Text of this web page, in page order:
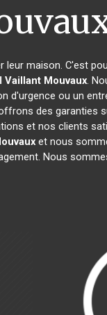
maison. C'est
Vaillant Mouvaux.
d'urgence ou un
des garanties
et nos clients
et nous
Nous